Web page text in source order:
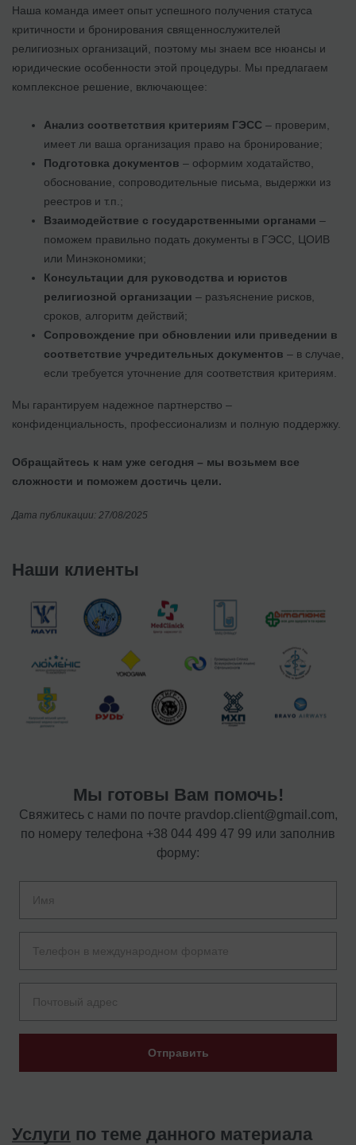
Наша команда имеет опыт успешного получения статуса
критичности и бронирования священнослужителей
религиозных организаций, поэтому мы знаем все нюансы и
юридические особенности этой процедуры. Мы предлагаем
комплексное решение, включающее:
Анализ соответствия критериям ГЭСС – проверим,
имеет ли ваша организация право на бронирование;
Подготовка документов – оформим ходатайство,
обоснование, сопроводительные письма, выдержки из
реестров и т.п.;
Взаимодействие с государственными органами –
поможем правильно подать документы в ГЭСС, ЦОИВ
или Минэкономики;
Консультации для руководства и юристов
религиозной организации – разъяснение рисков,
сроков, алгоритм действий;
Сопровождение при обновлении или приведении в
соответствие учредительных документов – в случае,
если требуется уточнение для соответствия критериям.
Мы гарантируем надежное партнерство –
конфиденциальность, профессионализм и полную поддержку.
Обращайтесь к нам уже сегодня – мы возьмем все
сложности и поможем достичь цели.
Дата публикации: 27/08/2025
Наши клиенты
Мы готовы Вам помочь!
Свяжитесь с нами по почте pravdop.client@gmail.com,
по номеру телефона +38 044 499 47 99 или заполнив
форму:
Отправить
Услуги по теме данного материала